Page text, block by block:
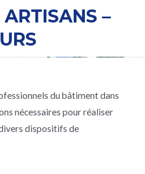
–
du bâtiment dans
nécessaires pour réaliser
dispositifs de